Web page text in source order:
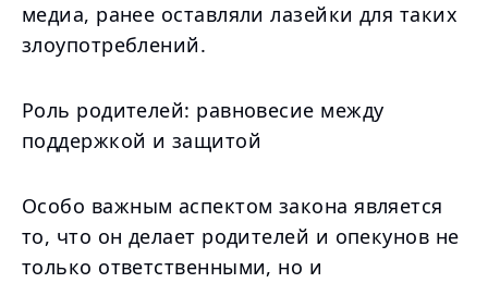
медиа, ранее оставляли лазейки для таких
злоупотреблений.
Роль родителей: равновесие между
поддержкой и защитой
Особо важным аспектом закона является
то, что он делает родителей и опекунов не
только ответственными, но и